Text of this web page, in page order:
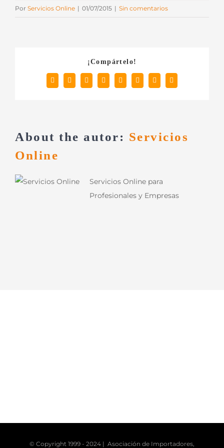
Por Servicios Online | 01/07/2015 | Sin comentarios
¡Compártelo!
Facebook
X RedditLinkedInTumblrPinterest
Vk
Correo
electrónico
About the autor: Servicios
Online
Servicios Online para
Profesionales y Empresas
© Copyright 1999 - 2024 | Asociación de Importadores,